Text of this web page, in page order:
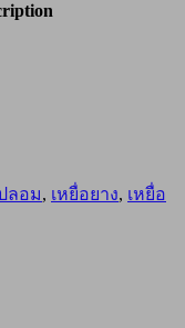
ลอม, เหยื่อยาง, เหยื่อ